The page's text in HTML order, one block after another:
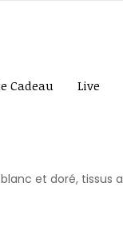
Cadeau Live